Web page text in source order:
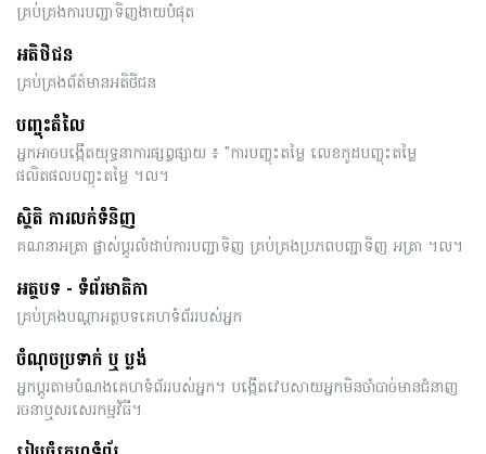
គ្រប់គ្រងការបញ្ជាទិញងាយបំផុត
អតិថិជន
គ្រប់គ្រងព័ត៌មានអតិថិជន
បញ្ចុះតំលៃ
អ្នកអាចបង្កើតយុទ្ធនាការផ្សព្វផ្សាយ ៖ "ការបញ្ចុះតម្លៃ លេខកូដបញ្ចុះតម្លៃ
ផលិតផលបញ្ចុះតម្លៃ ។ល។
ស្ថិតិ ការលក់ទំនិញ
គណនាអត្រា ផ្លាស់ប្តូរលំដាប់ការបញ្ជាទិញ គ្រប់គ្រងប្រភពបញ្ជាទិញ អត្រា ។ល។
អត្ថបទ - ទំព័រមាតិកា
គ្រប់គ្រងបណ្តាអត្ថបទគេហទំព័ររបស់អ្នក
ចំណុចប្រទាក់ ឬ ប្លង់
អ្នកប្ដូរតាមបំណងគេហទំព័ររបស់អ្នក។ បង្កើតវេបសាយអ្នកមិនចាំបាច់មានជំនាញ
រចនាឬសរសេរកម្មវិធី។